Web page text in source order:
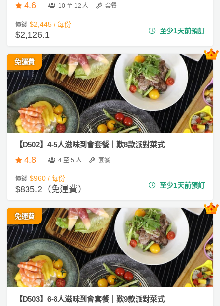
美
食
特
色
蛋
糕
花
束
花
藝
品
訂
製
禮
物
場
地
佈
置
朋
聚
會
慶
祝
生
日
拍
拖
企
業
公
司
活
動
婚
禮
活
動
略
劃
會
員
需
知
社
交
軟
件
夾
間
神
器
情
侶
心
願
清
單
關
企
業
動
到
會
#
親
子
到
e
a
／
下
午
茶
#
4.6 10 至 12 人 套餐
價錢: $2,445 / 每份
$2,126.1 至少1天前預訂
免運費
【D502】4-5人滋味到會套餐｜歎8款派對菜式
4.8 4 至 5 人 套餐
價錢: $960 / 每份
$835.2（免運費） 至少1天前預訂
免運費
【D503】6-8人滋味到會套餐｜歎9款派對菜式